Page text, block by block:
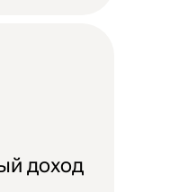
доход